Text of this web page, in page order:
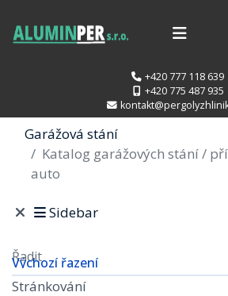
+420 777 118 639
+420 775 487 935
Garážová stání
Katalog garážových stání /
auto
Sidebar
Řadit
Stránkování